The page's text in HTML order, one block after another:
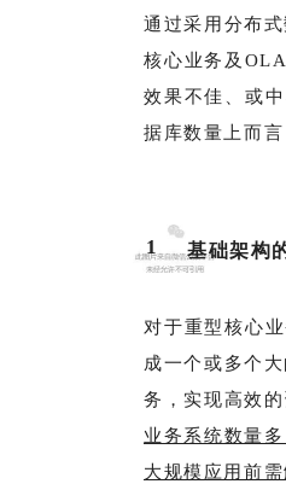
通过采用分布
核心业务及
效果不佳、或
据库数量上而
1 基础架构
对于重型核心
成一个或多个
务，实现高效的
业务系统数量
大规模应用前